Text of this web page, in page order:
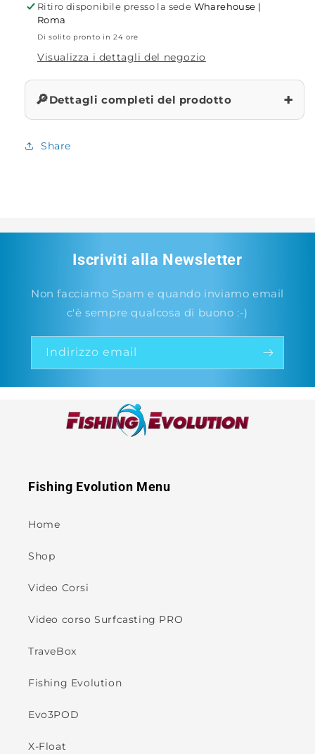
Piombo
Scorrevole
Piombo
Ritiro disponibile presso la sede Wharehouse |
Roma
Di solito pronto in 24 ore
Visualizza i dettagli del negozio
🔎Dettagli completi del prodotto +
Share
Iscriviti alla Newsletter
Non facciamo Spam e quando inviamo email
c'è sempre qualcosa di buono :-)
Indirizzo email
Fishing Evolution Menu
Home
Shop
Video Corsi
Video corso Surfcasting PRO
TraveBox
Fishing Evolution
Evo3POD
X-Float